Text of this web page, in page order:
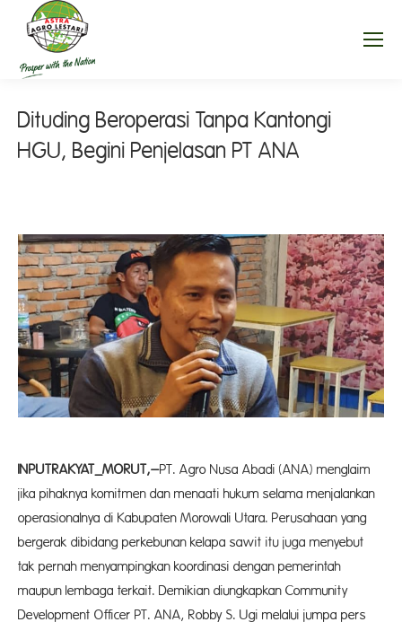
Dituding Beroperasi Tanpa Kantongi
HGU, Begini Penjelasan PT ANA
INPUTRAKYAT_MORUT,–PT. Agro Nusa Abadi (ANA) menglaim
jika pihaknya komitmen dan menaati hukum selama menjalankan
operasionalnya di Kabupaten Morowali Utara. Perusahaan yang
bergerak dibidang perkebunan kelapa sawit itu juga menyebut
tak pernah menyampingkan koordinasi dengan pemerintah
maupun lembaga terkait. Demikian diungkapkan Community
Development Officer PT. ANA, Robby S. Ugi melalui jumpa pers